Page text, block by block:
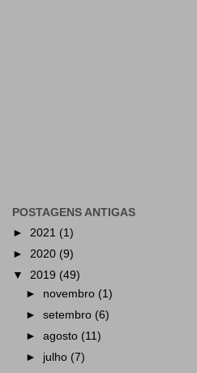
POSTAGENS ANTIGAS
► 2021 (1)
► 2020 (9)
▼ 2019 (49)
► novembro (1)
►setembro (6)
►agosto (11)
► julho (7)